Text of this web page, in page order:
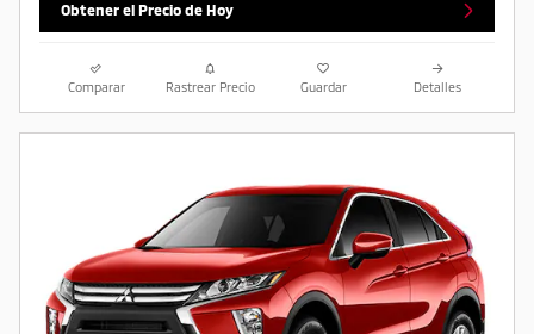
Obtener el Precio de Hoy
Comparar Rastrear Precio Guardar Detalles